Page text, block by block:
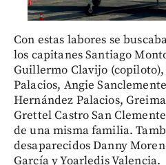
Con estas labores se
los capitanes Santiago
Guillermo Clavijo (copiloto),
Palacios, Angie
Hernández Palacios,
Grettel Castro San
de una misma familia.
desaparecidos Danny
García y Yoarledis Valencia.